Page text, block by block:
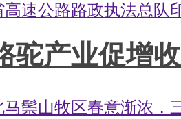
速公路路政执法总队
驼产业促增收
马鬃山牧区春意渐浓，